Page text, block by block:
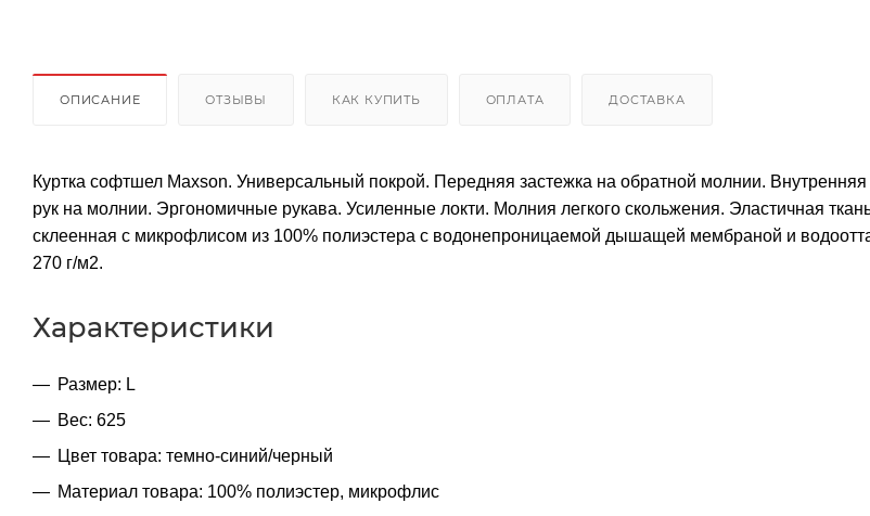
ОПИСАНИЕ ОТЗЫВЫ КАК КУПИТЬ ОПЛАТА ДОСТАВКА
Куртка софтшел Maxson. Универсальный покрой. Передняя застежка на обратной молнии.
рук на молнии. Эргономичные рукава. Усиленные локти. Молния легкого скольжения. Эластичная
склеенная с микрофлисом из 100% полиэстера с водонепроницаемой дышащей мембраной и
270 г/м2.
Характеристики
Размер: L
Вес: 625
Цвет товара: темно-синий/черный
Материал товара: 100% полиэстер, микрофлис